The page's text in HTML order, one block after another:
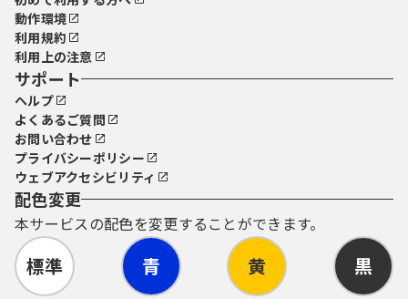
動作環境
利用規約
利用上の注意
サポート
ヘルプ
よくあるご質問
お問い合わせ
プライバシーポリシー
ウェブアクセシビリティ
配色変更
本サービスの配色を変更することができます。
標準 青 黄 黒